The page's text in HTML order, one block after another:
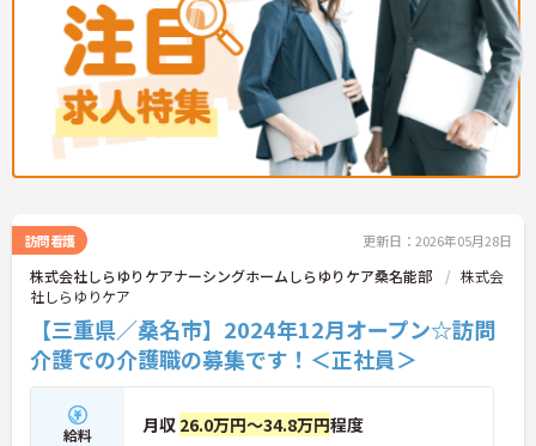
訪問看護 更新日：2026年05月28日
株式会社しらゆりケアナーシングホームしらゆりケア桑名能部
株式会
社しらゆりケア
【三重県／桑名市】2024年12月オープン☆訪問
介護での介護職の募集です！＜正社員＞
給料 月収 26.0万円～34.8万円程度